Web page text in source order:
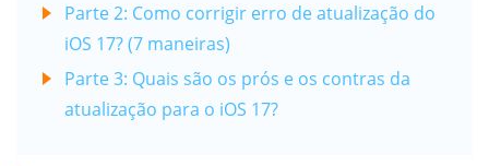
Parte 2: Como corrigir erro de atualização do
iOS 17? (7 maneiras)
Parte 3: Quais são os prós e os contras da
atualização para o iOS 17?